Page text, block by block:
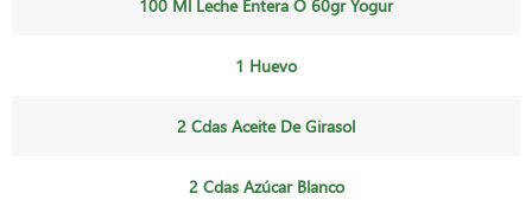
100 Ml Leche Entera O 60gr Yogur
1 Huevo
2 Cdas Aceite De Girasol
2 Cdas Azúcar Blanco